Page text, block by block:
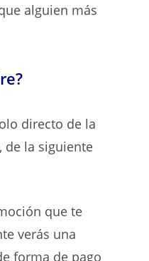
alguien más
directo de la
de la siguiente
que te
verás una
forma de pago